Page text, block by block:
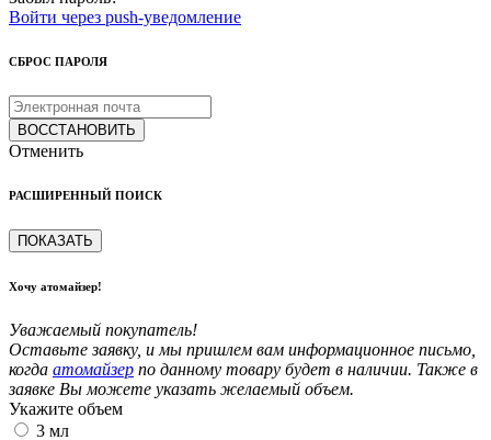
Войти через push-уведомление
СБРОС ПАРОЛЯ
ВОССТАНОВИТЬ
Отменить
РАСШИРЕННЫЙ ПОИСК
ПОКАЗАТЬ
Хочу атомайзер!
Уважаемый покупатель!
Оставьте заявку, и мы пришлем вам информационное письмо,
когда атомайзер по данному товару будет в наличии. Также в
заявке Вы можете указать желаемый объем.
Укажите объем
3 мл